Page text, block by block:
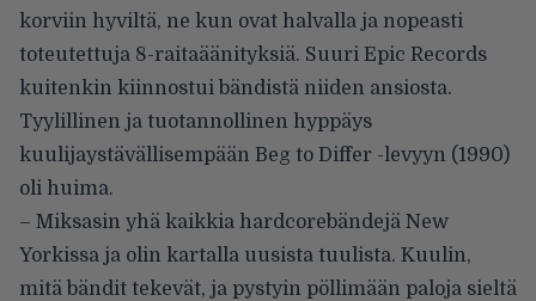
korviin hyviltä, ne kun ovat halvalla ja nopeasti
toteutettuja 8-raitaäänityksiä. Suuri Epic Records
kuitenkin kiinnostui bändistä niiden ansiosta.
Tyylillinen ja tuotannollinen hyppäys
kuulijaystävällisempään Beg to Differ -levyyn (1990)
oli huima.
– Miksasin yhä kaikkia hardcorebändejä New
Yorkissa ja olin kartalla uusista tuulista. Kuulin,
mitä bändit tekevät, ja pystyin pöllimään paloja sieltä